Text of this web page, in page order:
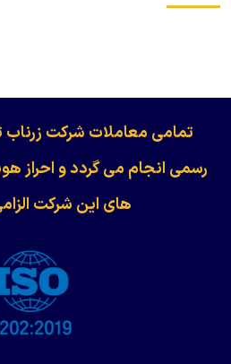
​​​​​​تمامی معاملات شرکت
رسمی انجام می گردد و احراز
های این شرکت